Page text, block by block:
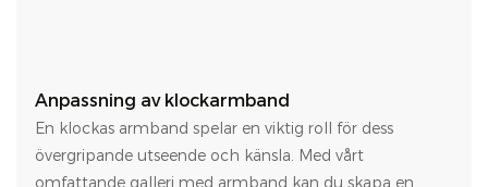
Anpassning av klockarmband
En klockas armband spelar en viktig roll för dess
övergripande utseende och känsla. Med vårt
omfattande galleri med armband kan du skapa en